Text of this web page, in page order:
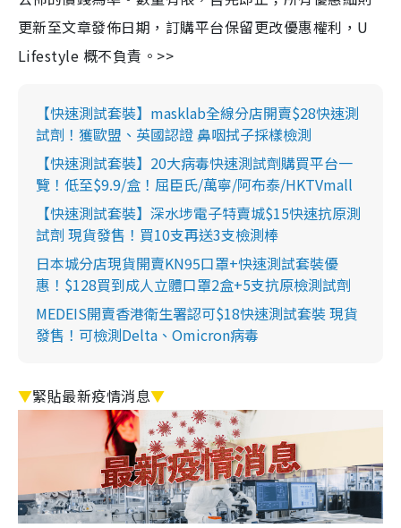
更新至文章發佈日期，訂購平台保留更改優惠權利，U
Lifestyle 概不負責。>>
【快速測試套裝】masklab全線分店開賣$28快速測
試劑！獲歐盟、英國認證 鼻咽拭子採樣檢測
【快速測試套裝】20大病毒快速測試劑購買平台一
覽！低至$9.9/盒！屈臣氏/萬寧/阿布泰/HKTVmall
【快速測試套裝】深水埗電子特賣城$15快速抗原測
試劑 現貨發售！買10支再送3支檢測棒
日本城分店現貨開賣KN95口罩+快速測試套裝優
惠！$128買到成人立體口罩2盒+5支抗原檢測試劑
MEDEIS開賣香港衛生署認可$18快速測試套裝 現貨
發售！可檢測Delta、Omicron病毒
▼緊貼最新疫情消息▼